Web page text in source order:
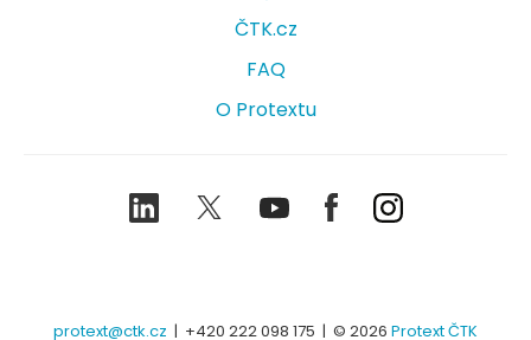
ČTK.cz
FAQ
O Protextu
LinkedIn TwitterYoutubeFacebookInstagram
protext@ctk.cz | +420 222 098 175 | © 2026 Protext ČTK